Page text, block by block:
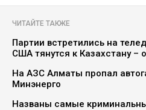
ЧИТАЙТЕ ТАКЖЕ
Партии встретились на
США тянутся к Казахстану –
На АЗС Алматы пропал
Минэнерго
Названы самые